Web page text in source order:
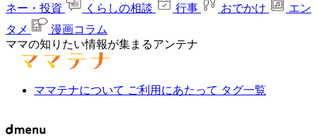
ネー・投資
くらしの相談 行事 おでかけ
エン
タメ
漫画コラム
ママの知りたい情報が集まるアンテナ
ママテナについて ご利用にあたって タグ一覧